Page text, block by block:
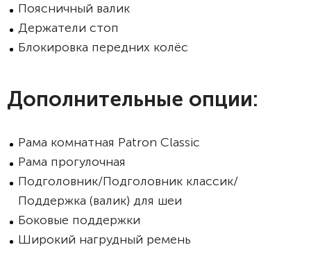
Поясничный валик
Держатели стоп
Блокировка передних колёс
Дополнительные опции:
Рама комнатная Patron Classic
Рама прогулочная
Подголовник/Подголовник классик/
Поддержка (валик) для шеи
Боковые поддержки
Широкий нагрудный ремень